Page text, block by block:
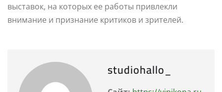
выставок, на которых ее работы привлекли
внимание и признание критиков и зрителей.
studiohallo_